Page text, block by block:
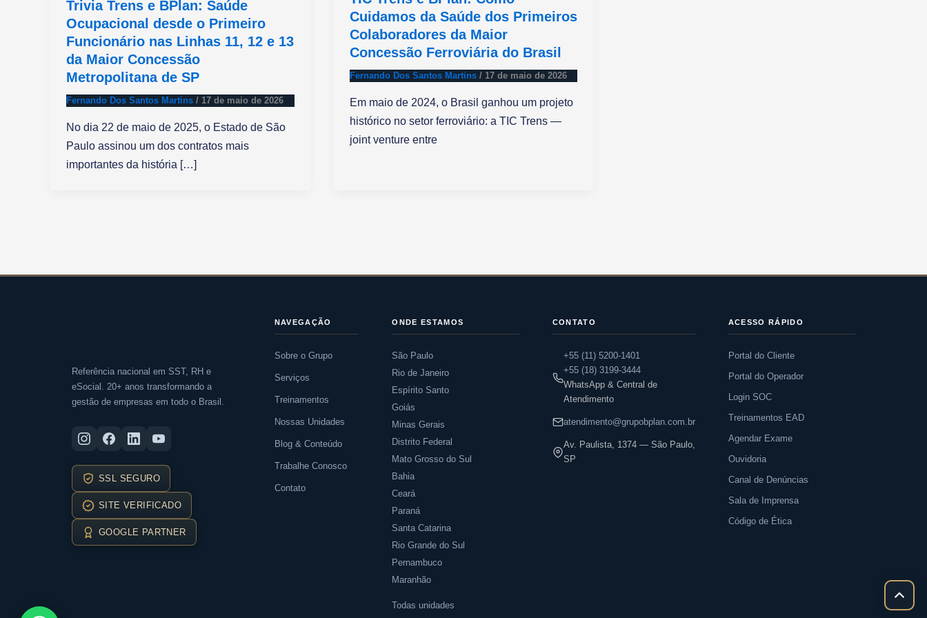
Trivia Trens e BPlan: Saúde
Ocupacional desde o Primeiro
Funcionário nas Linhas 11, 12 e 13
da Maior Concessão
Metropolitana de SP
Fernando Dos Santos Martins / 17 de maio de 2026
No dia 22 de maio de 2025, o Estado de São
Paulo assinou um dos contratos mais
importantes da história […]
Cuidamos da Saúde dos Primeiros
Colaboradores da Maior
Concessão Ferroviária do Brasil
Fernando Dos Santos Martins / 17 de maio de 2026
Em maio de 2024, o Brasil ganhou um projeto
histórico no setor ferroviário: a TIC Trens —
joint venture entre
Referência nacional em SST, RH e
eSocial. 20+ anos transformando a
gestão de empresas em todo o Brasil.
SSL SEGURO
SITE VERIFICADO
GOOGLE PARTNER
NAVEGAÇÃO
Sobre o Grupo
Serviços
Treinamentos
Nossas Unidades
Blog & Conteúdo
Trabalhe Conosco
Contato
ONDE ESTAMOS
São Paulo
Rio de Janeiro
Espírito Santo
Goiás
Minas Gerais
Distrito Federal
Mato Grosso do Sul
Bahia
Ceará
Paraná
Santa Catarina
Rio Grande do Sul
Pernambuco
Maranhão
Todas unidades
CONTATO
+55 (11) 5200-1401
+55 (18) 3199-3444
WhatsApp & Central de
Atendimento
atendimento@grupobplan.com.br
Av. Paulista, 1374 — São Paulo,
SP
ACESSO RÁPIDO
Portal do Cliente
Portal do Operador
Login SOC
Treinamentos EAD
Agendar Exame
Ouvidoria
Canal de Denúncias
Sala de Imprensa
Código de Ética
Rolar
para